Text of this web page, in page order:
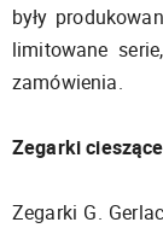
były
limitowane
zamówienia.
Zegarki
Zegarki G.